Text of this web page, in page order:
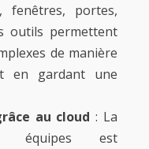
fenêtres, portes,
outils permettent
de manière
en gardant une
au cloud : La
équipes est